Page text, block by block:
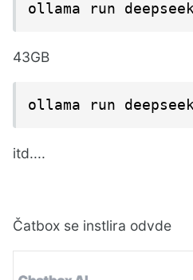
ollama run
43GB
ollama run
itd....
Čatbox se instlira odvde